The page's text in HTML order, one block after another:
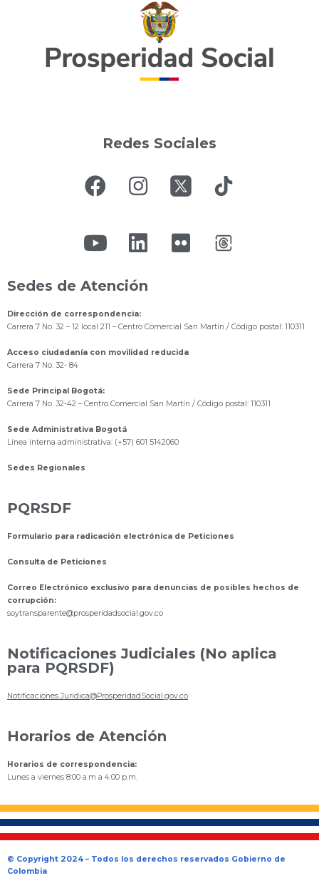
Redes Sociales
Sedes de Atención
Dirección de correspondencia:
Carrera 7 No. 32 – 12 local 211 – Centro Comercial San Martín / Código postal: 110311
Acceso ciudadanía con movilidad reducida
Carrera 7 No. 32- 84
Sede Principal Bogotá:
Carrera 7 No. 32-42 – Centro Comercial San Martín / Código postal: 110311
Sede Administrativa Bogotá
Línea interna administrativa: (+57) 601 5142060
Sedes Regionales
PQRSDF
Formulario para radicación electrónica de Peticiones
Consulta de Peticiones
Correo Electrónico exclusivo para denuncias de posibles hechos de
corrupción:
soytransparente@prosperidadsocial.gov.co
Notificaciones Judiciales (No aplica
para PQRSDF)
Notificaciones.Juridica@ProsperidadSocial.gov.co
Horarios de Atención
Horarios de correspondencia:
Lunes a viernes 8:00 a.m a 4:00 p.m.
© Copyright 2024 – Todos los derechos reservados Gobierno de
Colombia